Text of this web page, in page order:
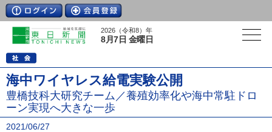
2026（令和8）年
8月7日 金曜日
海中ワイヤレス給電実験公開
豊橋技科大研究チーム／養殖効率化や海中常駐ドロ
ーン実現へ大きな一歩
2021/06/27